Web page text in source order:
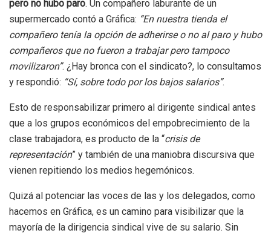
pero no hubo paro. Un compañero laburante de un
supermercado contó a Gráfica: “En nuestra tienda el
compañero tenía la opción de adherirse o no al paro y hubo
compañeros que no fueron a trabajar pero tampoco
movilizaron”. ¿Hay bronca con el sindicato?, lo consultamos
y respondió: “Sí, sobre todo por los bajos salarios”.
Esto de responsabilizar primero al dirigente sindical antes
que a los grupos económicos del empobrecimiento de la
clase trabajadora, es producto de la “crisis de
representación” y también de una maniobra discursiva que
vienen repitiendo los medios hegemónicos.
Quizá al potenciar las voces de las y los delegados, como
hacemos en Gráfica, es un camino para visibilizar que la
mayoría de la dirigencia sindical vive de su salario. Sin